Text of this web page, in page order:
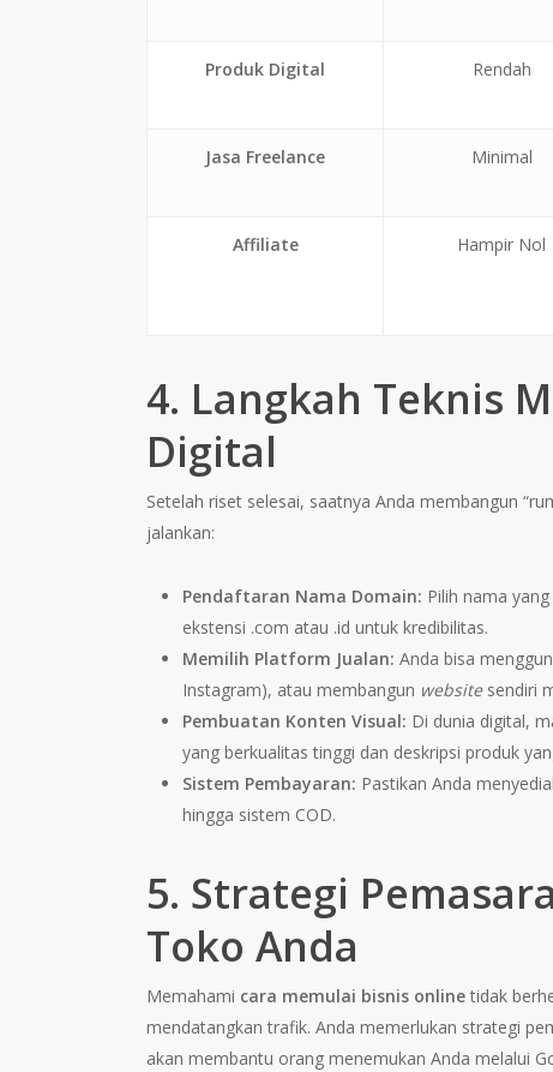
Produk Digital Rendah
Jasa Freelance Minimal
Affiliate Hampir Nol
4. Langkah Teknis
Digital
Setelah riset selesai, saatnya Anda membangun
jalankan:
Pendaftaran Nama Domain: Pilih nama
ekstensi .com atau .id untuk kredibilitas.
Memilih Platform Jualan: Anda bisa
Instagram), atau membangun websitesendiri
Pembuatan Konten Visual: Di dunia digital,
yang berkualitas tinggi dan deskripsi produk
Sistem Pembayaran: Pastikan Anda
hingga sistem COD.
5. Strategi
Toko Anda
Memahami cara memulai bisnis online tidak
mendatangkan trafik. Anda memerlukan strategi
akan membantu orang menemukan Anda melalui